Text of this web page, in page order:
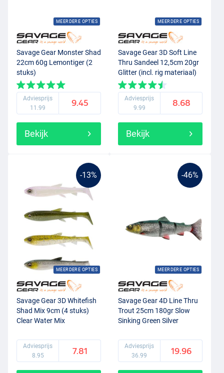
MEERDERE OPTIES
Savage Gear Monster Shad
22cm 60g Lemontiger (2
stuks)
Adviesprijs
11.99
9.45
Bekijk
MEERDERE OPTIES
Savage Gear 3D Soft Line
Thru Sandeel 12,5cm 20gr
Glitter (incl. rig materiaal)
Adviesprijs
9.99
8.68
Bekijk
-13%
MEERDERE OPTIES
Savage Gear 3D Whitefish
Shad Mix 9cm (4 stuks)
Clear Water Mix
Adviesprijs
8.95
7.81
-46%
MEERDERE OPTIES
Savage Gear 4D Line Thru
Trout 25cm 180gr Slow
Sinking Green Silver
Adviesprijs
36.99
19.96